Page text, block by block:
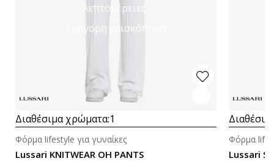
λεπτομέρειες
Γρήγορη επισκόπηση
Διαθέσιμα χρώματα:1
Lussari KNITWEAR OH PANTS
Φόρμα lifestyle για γυναίκες
Lussari
Φόρμα